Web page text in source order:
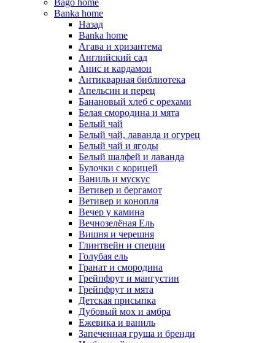
Bago home
Banka home
Назад
Banka home
Агава и хризантема
Английский сад
Анис и кардамон
Антикварная библиотека
Апельсин и перец
Банановый хлеб с орехами
Белая смородина и мята
Белый чай
Белый чай, лаванда и огурец
Белый чай и ягоды
Белый шалфей и лаванда
Булочки с корицей
Ваниль и мускус
Ветивер и бергамот
Ветивер и конопля
Вечер у камина
Вечнозелёная Ель
Вишня и черешня
Глинтвейн и специи
Голубая ель
Гранат и смородина
Грейпфрут и мангустин
Грейпфрут и мята
Детская присыпка
Дубовый мох и амбра
Ежевика и ваниль
Запеченная груша и бренди